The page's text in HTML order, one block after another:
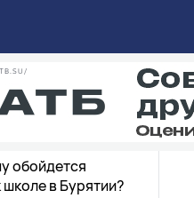
вкладывают авторы
на Арбате?
обойдется
школе в Бурятии?